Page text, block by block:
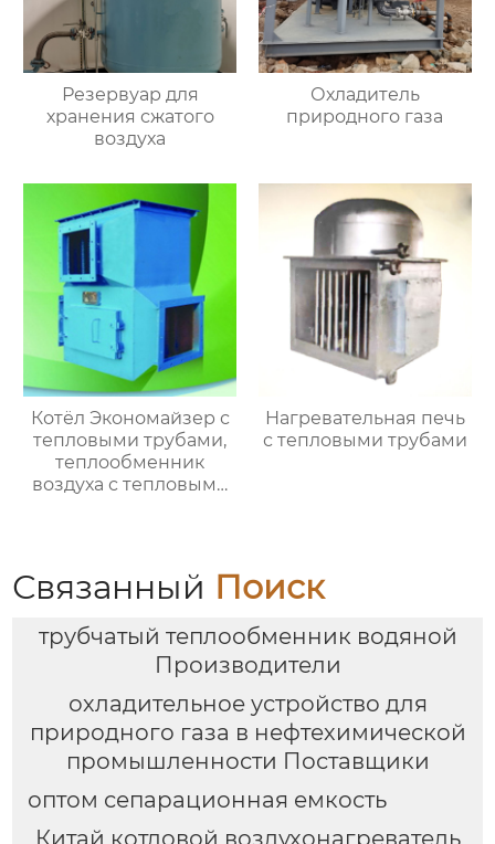
Резервуар для
хранения сжатого
воздуха
Охладитель
природного газа
Котёл Экономайзер с
тепловыми трубами,
теплообменник
воздуха с тепловыми
Нагревательная печь
с тепловыми трубами
Связанный Поиск
трубчатый теплообменник водяной
Производители
охладительное устройство для
природного газа в нефтехимической
промышленности Поставщики
оптом сепарационная емкость
Китай котловой воздухонагреватель